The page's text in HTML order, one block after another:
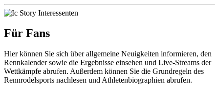
Für Fans
Hier können Sie sich über allgemeine Neuigkeiten informieren, den
Rennkalender sowie die Ergebnisse einsehen und Live-Streams der
Wettkämpfe abrufen. Außerdem können Sie die Grundregeln des
Rennrodelsports nachlesen und Athletenbiographien abrufen.